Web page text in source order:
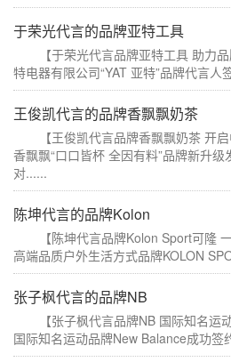
于荣光代言的品牌亚特工具
【于荣光代言品牌亚特工具 助力
特电器有限公司“YAT 亚特”品牌代言
王俊凯代言的品牌香飘飘奶茶
【王俊凯代言品牌香飘飘奶茶 开
香飘飘“口口皆杯 全因有料”品牌新升
对......
陈坤代言的品牌Kolon
【陈坤代言品牌Kolon Sport可隆
高端品质户外生活方式品牌KOLON
张子枫代言的品牌NB
【张子枫代言品牌NB 国际知名运
国际知名运动品牌New Balance成功签